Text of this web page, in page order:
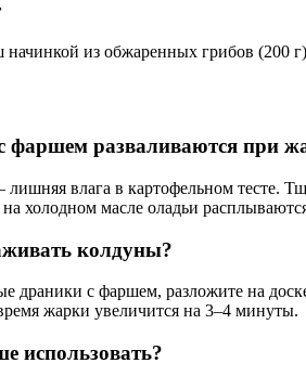
из обжаренных грибов (200
фаршем разваливаются при
влага в картофельном тесте.
холодном масле оладьи
колдуны?
драники с фаршем, разложите на
жарки увеличится на 3–4 минуты.
использовать?